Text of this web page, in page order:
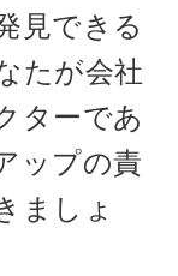
見できる
たが会社
ターであ
ップの責
ましょ